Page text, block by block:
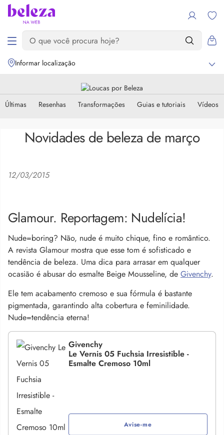
Informar localização
Últimas Resenhas Transformações Guias e tutoriais Vídeos
Novidades de beleza de março
12/03/2015
Glamour. Reportagem: Nudelícia!
Nude=boring? Não, nude é muito chique, fino e romântico.
A revista Glamour mostra que esse tom é sofisticado e
tendência de beleza. Uma dica para arrasar em qualquer
ocasião é abusar do esmalte Beige Mousseline, de Givenchy.
Ele tem acabamento cremoso e sua fórmula é bastante
pigmentada, garantindo alta cobertura e feminilidade.
Nude=tendência eterna!
Givenchy
Le Vernis 05 Fuchsia Irresistible -
Esmalte Cremoso 10ml
Avise-me